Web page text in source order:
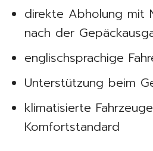
direkte Abholung mit
nach der
englischsprachige
Unterstützung beim
klimatisierte
Komfortstandard